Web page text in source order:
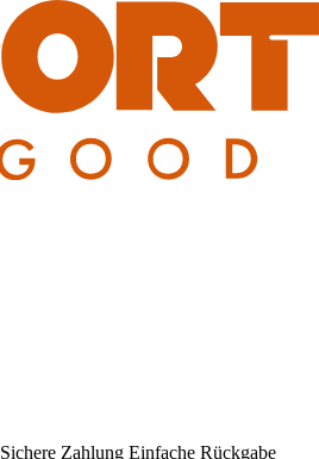
Sichere Zahlung Einfache Rückgabe